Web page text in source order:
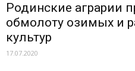
Родинские аграрии
обмолоту озимых и
культур
17.07.2020